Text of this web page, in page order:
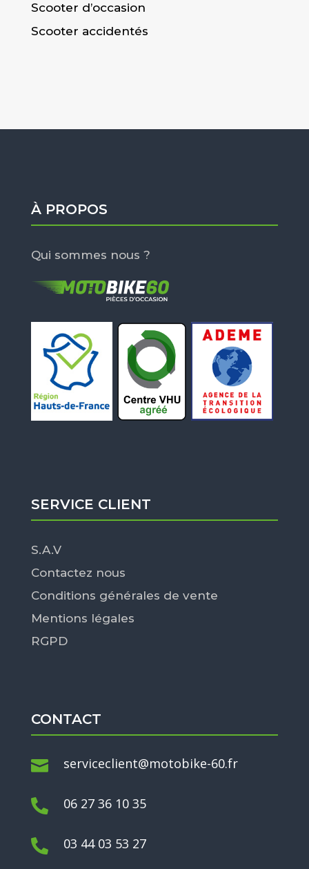
Scooter d’occasion
Scooter accidentés
À PROPOS
Qui sommes nous ?
SERVICE CLIENT
S.A.V
Contactez nous
Conditions générales de vente
Mentions légales
RGPD
CONTACT
 serviceclient@motobike-60.fr
 06 27 36 10 35
 03 44 03 53 27